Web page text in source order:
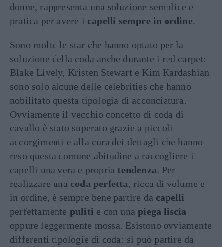
donne, rappresenta una soluzione semplice e
pratica per avere i capelli sempre in ordine.
Sono molte le star che hanno optato per la
soluzione della coda anche durante i red carpet:
Blake Lively, Kristen Stewart e Kim Kardashian
sono solo alcune delle celebrities che hanno
nobilitato questa tipologia di acconciatura.
Ovviamente il vecchio concetto di coda di
cavallo è stato superato grazie a piccoli
accorgimenti e alla cura dei dettagli che hanno
reso questa comune abitudine a raccogliere i
capelli una vera e propriatendenza. Per
realizzare una coda perfetta, ricca di volume e
in ordine, è sempre bene partire da capelli
perfettamente puliti e con una piega liscia
oppure leggermente mossa. Esistono ovviamente
differenti tipologie di coda: si può partire da